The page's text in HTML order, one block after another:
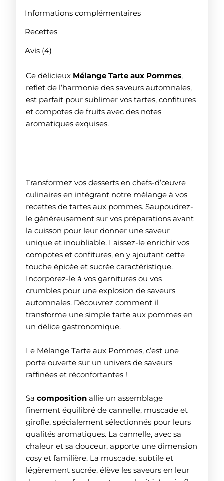
Informations complémentaires
Recettes
Avis (4)
Ce délicieux Mélange Tarte aux Pommes,
reflet de l’harmonie des saveurs automnales,
est parfait pour sublimer vos tartes, confitures
et compotes de fruits avec des notes
aromatiques exquises.
Transformez vos desserts en chefs-d’œuvre
culinaires en intégrant notre mélange à vos
recettes de tartes aux pommes. Saupoudrez-
le généreusement sur vos préparations avant
la cuisson pour leur donner une saveur
unique et inoubliable. Laissez-le enrichir vos
compotes et confitures, en y ajoutant cette
touche épicée et sucrée caractéristique.
Incorporez-le à vos garnitures ou vos
crumbles pour une explosion de saveurs
automnales. Découvrez comment il
transforme une simple tarte aux pommes en
un délice gastronomique.
Le Mélange Tarte aux Pommes, c’est une
porte ouverte sur un univers de saveurs
raffinées et réconfortantes !
Sacomposition allie un assemblage
finement équilibré de cannelle, muscade et
girofle, spécialement sélectionnés pour leurs
qualités aromatiques. La cannelle, avec sa
chaleur et sa douceur, apporte une dimension
cosy et familière. La muscade, subtile et
légèrement sucrée, élève les saveurs en leur